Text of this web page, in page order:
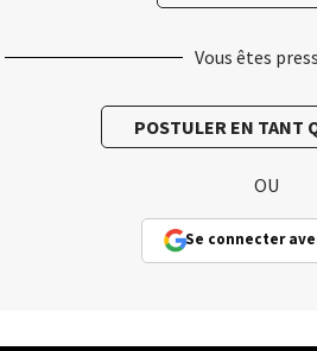
Vous êtes
OU
Se connecter